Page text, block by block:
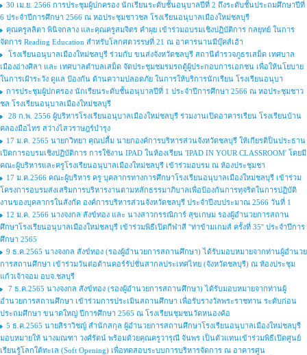
30 เม.ย. 2566 การประชุมผู้ปกครอง นักเรียนระดับชั้นอนุบาลปีที่ 2 ถึงระดับชั้นประถมศึกษาปีที่
6 ประจำปีการศึกษา 2566 ณ หอประชุมชาวชล โรงเรียนอนุบาลเมืองใหม่ชลบุรี
คุณครูลลิตา พินิจกลาง และคุณครูสมจิตร คำผุย เข้าร่วมอบรมเชิงปฏิบัติการ กลยุทย์ ในการ
จัดการ Reading Education สำหรับโลกศตวรรษที่ 21 ณ อาคารนานมีบุ๊คส์เฮ้า
โรงเรียนอนุบาลเมืองใหม่ชลบุรี ร่วมกับ ขนส่งจังหวัดชลบุรี สถานีตำรวจภูธรเสม็ด เทศบาล
เมืองอ่างศิลา และ เทศบาลตำบลเสม็ด จัดประชุมชมรมรถตู้ผู้ประกอบการเอกชน เพื่อให้นโยบาย
ในการเฝ้าระวัง ดูแล ป้องกัน ด้านความปลอดภัย ในการให้บริการนักเรียน โรงเรียนอนุบา
การประชุมผู้ปกครอง นักเรียนระดับชั้นอนุบาลปีที่ 1 ประจำปีการศึกษา 2566 ณ หอประชุมชาว
ชล โรงเรียนอนุบาลเมืองใหม่ชลบุรี
28 ก.พ. 2556 ผู้บริหารโรงเรียนอนุบาลเมืองใหม่ชลบุรี ร่วมงานเปิดอาคารเรียน โรงเรียนบ้าน
คลองมือไทร สว่างไสวราษฎร์บำรุง
17 ม.ค. 2565 นายกวิทยา คุณปลื้ม นายกองค์การบริหารส่วนจังหวัดชลบุรี ให้เกียรติป็นประธาน
เปิดการอบรมเชิงปฏิบัติการ การใช้งาน IPAD ในห้องเรียน 'IPAD IN YOUR CLASSROOM' โดยมี
คณะผู้บริหารและครูโรงเรียนอนุบาลเมืองใหม่ชลบุรี เข้าร่วมอบรม ณ ห้องประชุมชา
17 ม.ค.2566 คณะผู้บริหาร ครู บุคลากรทางการศึกษาโรงเรียนอนุบาลเมืองใหม่ชลบุรี เข้าร่วม
โครงการอบรมส่งเสริมการบริหารงานตามหลักธรรมาภิบาลเพื่อป้องกันการทุจริตในการปฏิบัติ
งานของบุคลากรในสังกัด องค์การบริหารส่วนจังหวัดชลบุรี ประจำปีงบประมาณ 2566 วันที่ 1
12 ม.ค. 2566 นางจงกล สังข์ทอง และ นางสาวกรรณิการ์ สุขเกษม รองผู้อำนวยการสถาน
ศึกษาโรงเรียนอนุบาลเมืองใหม่ชลบุรี เข้าร่วมพิธีเปิดกีฬาสี ''ท่าข้ามเกมส์ ครั้งที่ 35'' ประจำปีการ
ศึกษา 2565
9 ธ.ค.2565 นางจงกล สังข์ทอง (รองผู้อำนวยการสถานศึกษา) ได้รับมอบหมายจากท่านผู้อำนวย
การสถานศึกษา เข้าร่วมวันต่อต้านคอร์รัปชั่นสากลประเทศไทย (จังหวัดชลบุรี) ณ ห้องประชุม
แก้วเจ้าจอม อบจ.ชลบุรี
7 ธ.ค.2565 นางจงกล สังข์ทอง (รองผู้อำนวยการสถานศึกษา) ได้รับมอบหมายจากท่านผู้
อำนวยการสถานศึกษา เข้าร่วมการประเมินสถานศึกษา เพื่อรับรางวัลพระราชทาน ระดับก่อน
ประถมศึกษา ขนาดใหญ่ ปีการศึกษา 2565 ณ โรงเรียนชุมชนวัดหนองค้อ
5 ธ.ค.2565 นายสิราวิชญ์ สำนักสกุล ผู้อำนวยการสถานศึกษาโรงเรียนอนุบาลเมืองใหม่ชลบุรี
มอบหมายให้ นางมณฑา วงศ์รัตน์ พร้อมด้วยคุณครูวารุณี จันพร เป็นตัวแทนเข้าร่วมพิธีเปิดศูนย์
เรียนรู้โลกใต้ทะเล (Soft Opening) เพื่อทดสอบระบบการบริหารจัดการ ณ อาคารศูน